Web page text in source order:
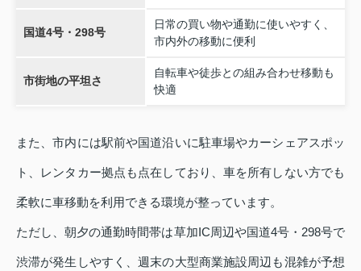
国道4号・298号
日常の買い物や通勤に使いやすく、
市内外の移動に便利
市街地の平坦さ
自転車や徒歩との組み合わせ移動も
快適
また、市内には駅前や国道沿いに駐車場やカーシェアスポッ
ト、レンタカー拠点も点在しており、車を所有しない方でも
柔軟に車移動を利用できる環境が整っています。
ただし、朝夕の通勤時間帯は草加IC周辺や国道4号・298号で
渋滞が発生しやすく、週末の大型商業施設周辺も混雑が予想